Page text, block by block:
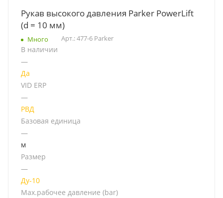
Рукав высокого давления Parker PowerLift
(d = 10 мм)
Много Арт.: 477-6 Parker
В наличии
—
Да
VID ERP
—
РВД
Базовая единица
—
м
Размер
—
Ду-10
Мах.рабочее давление (bar)